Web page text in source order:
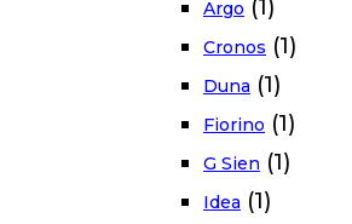
Argo (1)
Cronos (1)
Duna (1)
Fiorino (1)
G Sien (1)
Idea (1)